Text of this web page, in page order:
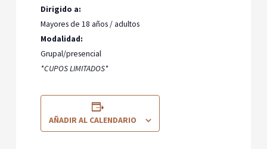
Dirigido a:
Mayores de 18 años / adultos
Modalidad:
Grupal/presencial
*CUPOS LIMITADOS*
AÑADIR AL CALENDARIO